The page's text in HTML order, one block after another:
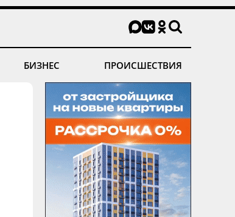
БИЗНЕС ПРОИСШЕСТВИЯ